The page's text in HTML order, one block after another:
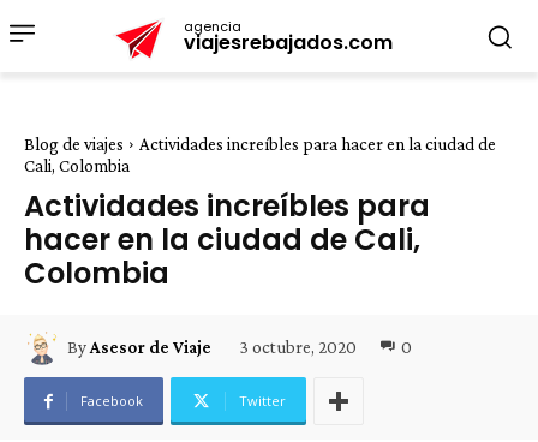
agencia
viajesrebajados.com
Blog de viajes
Actividades increíbles para hacer en la ciudad de
Cali, Colombia
Actividades increíbles para
hacer en la ciudad de Cali,
Colombia
ByAsesor de Viaje 3 octubre, 2020 0
Facebook Twitter